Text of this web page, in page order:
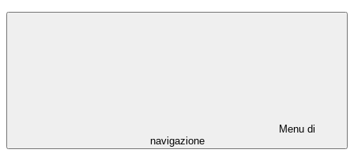
Menu di
navigazione